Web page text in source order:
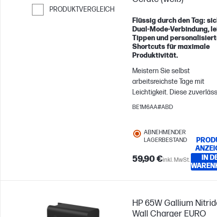
PRODUKTVERGLEICH
Weiter zum VergleichenFlüssig durch den Tag:
Dual‑Mode‑Verbindung,
Tippen und
Shortcuts für maximale
Produktivität.
Meistern Sie selbst
arbeitsreichste Tage mit
Leichtigkeit. Diese
Kombination aus Maus und
Multitasking[1] mit sicheren
Verbindungen und
Tastenkombinationen, die
Konzentration und Effizienz
BE1M6AA#ABD
ABNEHMENDER
LAGERBESTAND
59,90 €inkl. MwSt.
IN
HP 65W Gallium
Wall Charger EURO